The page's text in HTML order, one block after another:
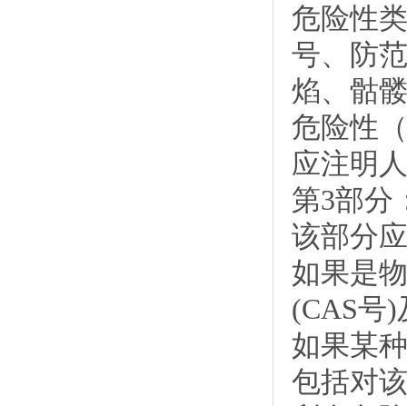
危险性
号、防
焰、骷
危险性
应注明
第3部分
该部分
如果是
(CAS号
如果某
包括对